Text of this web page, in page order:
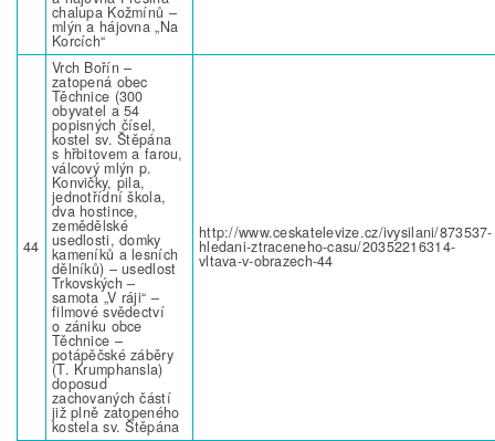
chalupa Kožmínů –
mlýn a hájovna „Na
Korcích“
44
Vrch Bořín –
zatopená obec
Těchnice (300
obyvatel a 54
popisných čísel,
kostel sv. Štěpána
s hřbitovem a farou,
válcový mlýn p.
Konvičky, pila,
jednotřídní škola,
dva hostince,
zemědělské
usedlosti, domky
kameníků a lesních
dělníků) – usedlost
Trkovských –
samota „V ráji“ –
filmové svědectví
o zániku obce
Těchnice –
potápěčské záběry
(T. Krumphansla)
doposud
zachovaných částí
již plně zatopeného
kostela sv. Štěpána
http://www.ceskatelevize.cz/ivysilani/873537-
hledani-ztraceneho-casu/20352216314-
vltava-v-obrazech-44